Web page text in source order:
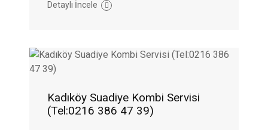
Detaylı İncele
Kadıköy Suadiye Kombi Servisi
(Tel:0216 386 47 39)